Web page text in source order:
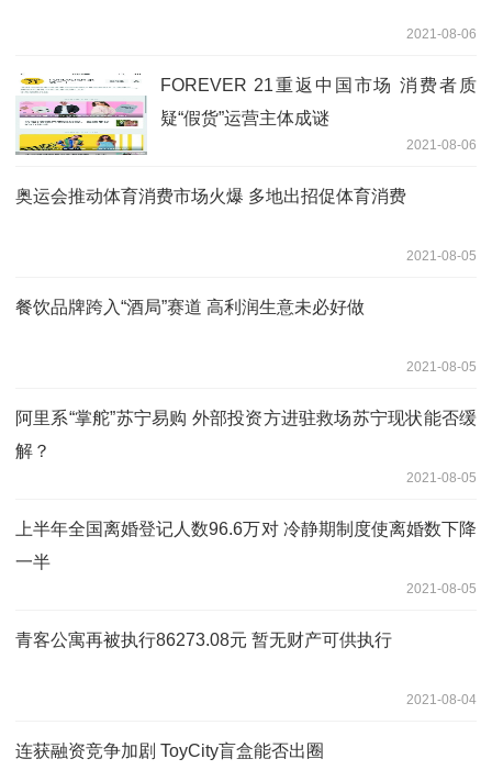
2021-08-06
FOREVER 21重返中国市场 消费者质
疑“假货”运营主体成谜
2021-08-06
奥运会推动体育消费市场火爆 多地出招促体育消费
2021-08-05
餐饮品牌跨入“酒局”赛道 高利润生意未必好做
2021-08-05
阿里系“掌舵”苏宁易购 外部投资方进驻救场苏宁现状能否缓
解？
2021-08-05
上半年全国离婚登记人数96.6万对 冷静期制度使离婚数下降
一半
2021-08-05
青客公寓再被执行86273.08元 暂无财产可供执行
2021-08-04
连获融资竞争加剧 ToyCity盲盒能否出圈